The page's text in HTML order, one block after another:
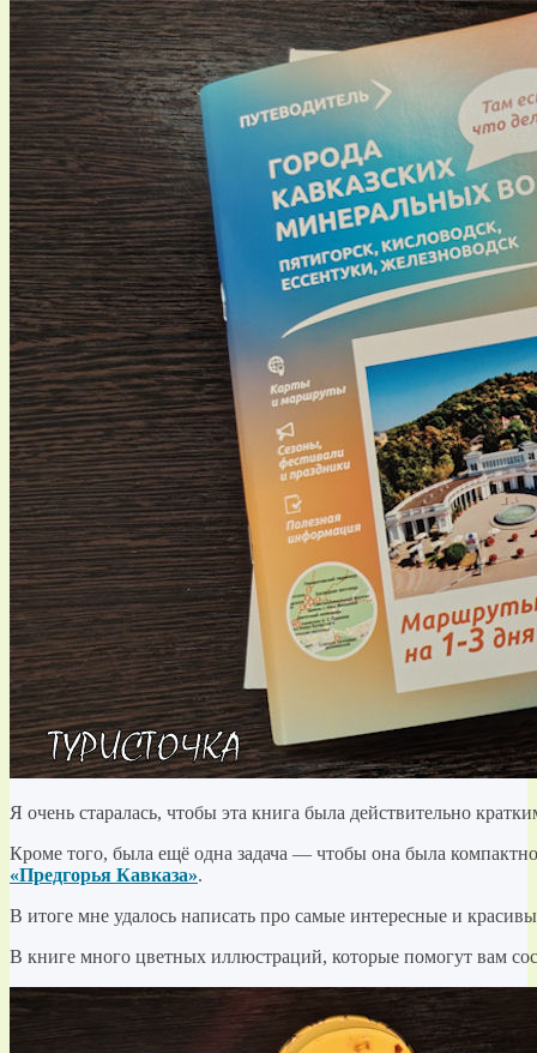
Я очень старалась, чтобы эта книга была действительно
Кроме того, была ещё одна задача — чтобы она была
«Предгорья Кавказа».
В итоге мне удалось написать про самые интересные и
В книге много цветных иллюстраций, которые помогут вам